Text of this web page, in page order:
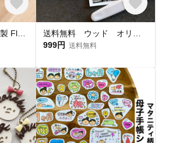
999円 送料無料